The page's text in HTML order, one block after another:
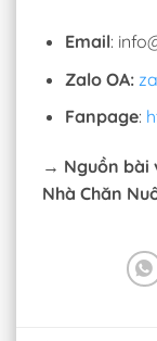
Email:
Zalo OA:
Fanpage:
→ Nguồn bài
Nhà Chăn